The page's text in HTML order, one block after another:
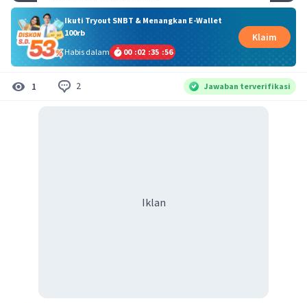
Ikuti Tryout SNBT & Menangkan E-Wallet
100rb
Habis dalam
00 :02 :35 :56
Klaim
1 2 Jawaban terverifikasi
Iklan